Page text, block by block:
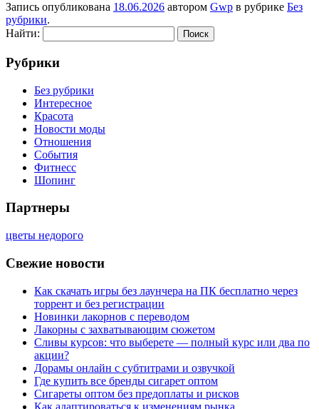
Запись опубликована 18.06.2026 автором Gwp в рубрике Без
рубрики.
Найти:
Рубрики
Без рубрики
Интересное
Красота
Новости моды
Отношения
События
Фитнесс
Шопинг
Партнеры
цветы недорого
Свежие новости
Как скачать игры без лаунчера на ПК бесплатно через
торрент и без регистрации
Новинки лакорнов с переводом
Лакорны с захватывающим сюжетом
Сливы курсов: что выберете — полный курс или два по
акции?
Дорамы онлайн с субтитрами и озвучкой
Где купить все бренды сигарет оптом
Сигареты оптом без предоплаты и рисков
Как адаптироваться к изменениям рынка